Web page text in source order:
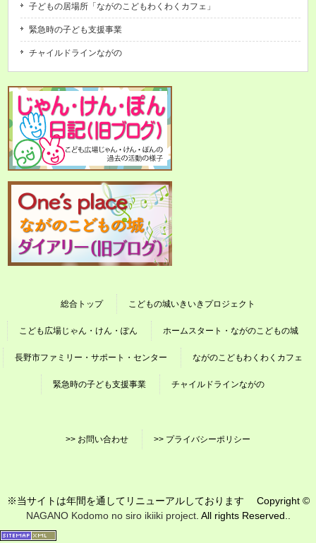
子どもの居場所「ながのこどもわくわくカフェ」
緊急時の子ども支援事業
チャイルドラインながの
総合トップ こどもの城いきいきプロジェクト
こども広場じゃん・けん・ぽん ホームスタート・ながのこどもの城
長野市ファミリー・サポート・センター ながのこどもわくわくカフェ
緊急時の子ども支援事業 チャイルドラインながの
>> お問い合わせ >> プライバシーポリシー
※当サイトは年間を通してリニューアルしております Copyright ©
NAGANO Kodomo no siro ikiiki project. All rights Reserved..